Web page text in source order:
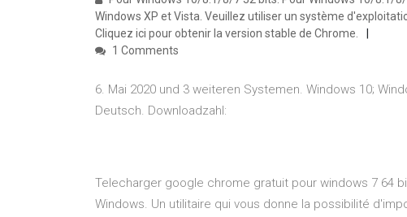
Windows XP et Vista. Veuillez utiliser un système
Cliquez ici pour obtenir la version stable de Chrome.
1 Comments
6. Mai 2020 und 3 weiteren Systemen. Windows 10;
Deutsch. Downloadzahl:
Telecharger google chrome gratuit pour windows 7 64
Windows. Un utilitaire qui vous donne la possibilité